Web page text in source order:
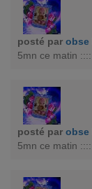
posté par obse
5mn ce matin ::::
posté par obse
5mn ce matin ::::